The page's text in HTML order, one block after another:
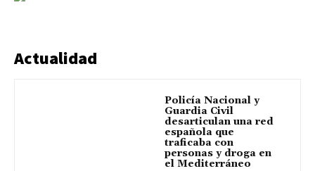
Actualidad
Policía Nacional y
Guardia Civil
desarticulan una red
española que
traficaba con
personas y droga en
el Mediterráneo